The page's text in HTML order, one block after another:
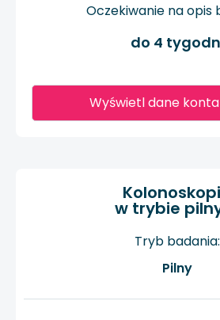
Wyświetl dane
Oczekiwanie na opis
do 4
w trybie
Tryb badania:
Pilny